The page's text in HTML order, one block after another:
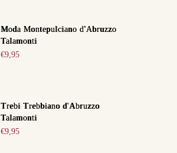
Moda Montepulciano d'Abruzzo
Talamonti
€9,95
Trebi Trebbiano d'Abruzzo
Talamonti
€9,95